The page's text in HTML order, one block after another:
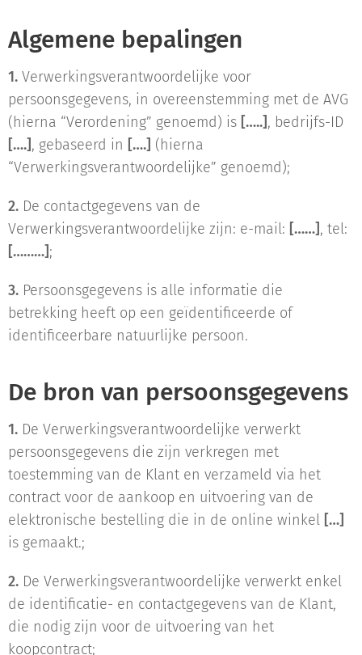
Algemene bepalingen
1. Verwerkingsverantwoordelijke voor
persoonsgegevens, in overeenstemming met de AVG
(hierna “Verordening” genoemd) is […..], bedrijfs-ID
[….], gebaseerd in [….] (hierna
“Verwerkingsverantwoordelijke” genoemd);
2. De contactgegevens van de
Verwerkingsverantwoordelijke zijn: e-mail: [……], tel:
[………];
3. Persoonsgegevens is alle informatie die
betrekking heeft op een geïdentificeerde of
identificeerbare natuurlijke persoon.
De bron van persoonsgegevens
1. De Verwerkingsverantwoordelijke verwerkt
persoonsgegevens die zijn verkregen met
toestemming van de Klant en verzameld via het
contract voor de aankoop en uitvoering van de
elektronische bestelling die in de online winkel […]
is gemaakt.;
2. De Verwerkingsverantwoordelijke verwerkt enkel
de identificatie- en contactgegevens van de Klant,
die nodig zijn voor de uitvoering van het
koopcontract;